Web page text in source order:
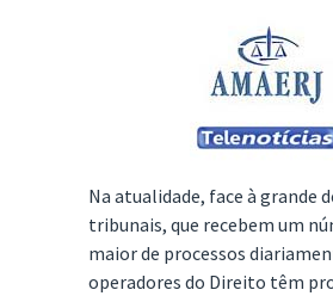
Na atualidade, face à grande
tribunais, que recebem um
maior de processos
operadores do Direito têm